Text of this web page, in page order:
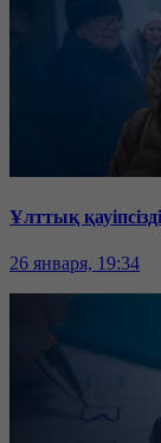
Ұлттық
26 января, 19:34